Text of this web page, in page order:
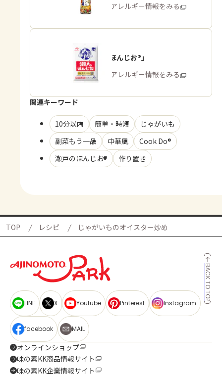
商品・アレルギー情報をみる
「瀬戸のほんじお®」
商品・アレルギー情報をみる
関連キーワード
10分以内 簡単・時短
じゃがいも
副菜もう一品
中華風
Cook Do®
瀬戸のほんじお®
作り置き
TOP レシピ じゃがいものオイスター炒め
BACK TO TOP
LINE X Youtube Pinterest Instagram
facebook MAIL
オンラインショップ
味の素KK商品情報サイト
味の素KK企業情報サイト